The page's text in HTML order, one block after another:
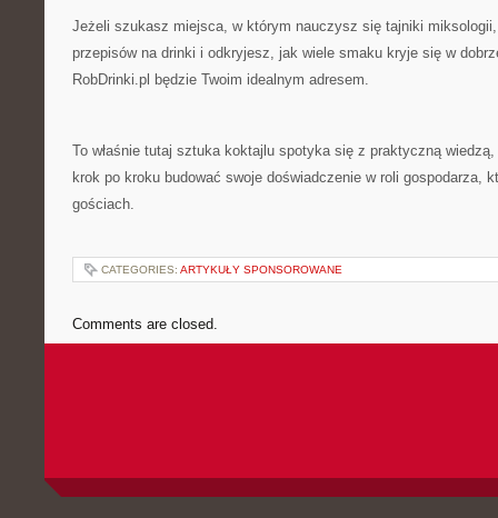
Jeżeli szukasz miejsca, w którym nauczysz się tajniki
przepisów na drinki i odkryjesz, jak wiele smaku kryje się w
RobDrinki.pl będzie Twoim idealnym adresem.
To właśnie tutaj sztuka koktajlu spotyka się z praktyczną
krok po kroku budować swoje doświadczenie w roli gospodarza,
gościach.
CATEGORIES: ARTYKUŁY SPONSOROWANE
Comments are closed.